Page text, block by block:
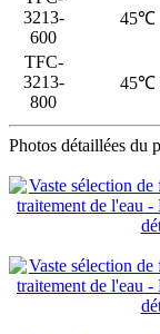
3213-
600
45℃
TFC-
3213-
800
45℃
Photos détaillées du